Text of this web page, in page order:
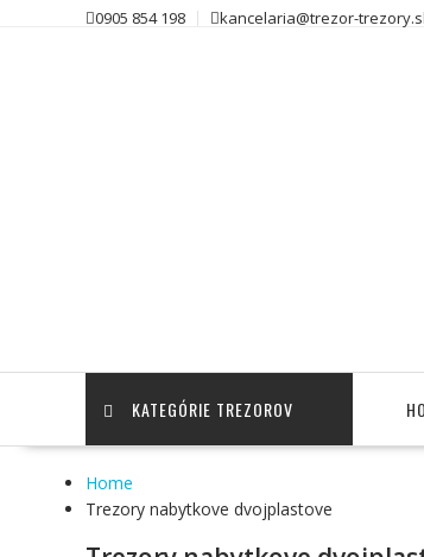
0905 854 198 kancelaria@trezor-
KATEGÓRIE TREZOROV
Home
Trezory nabytkove dvojplastove